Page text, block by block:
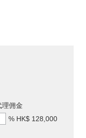
理佣金
% HK$ 128,000